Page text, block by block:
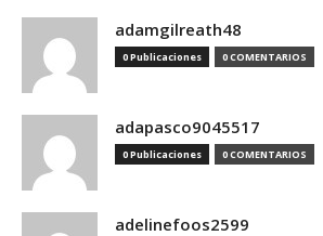
adamgilreath48
0 Publicaciones 0 COMENTARIOS
adapasco9045517
0 Publicaciones 0 COMENTARIOS
adelinefoos2599